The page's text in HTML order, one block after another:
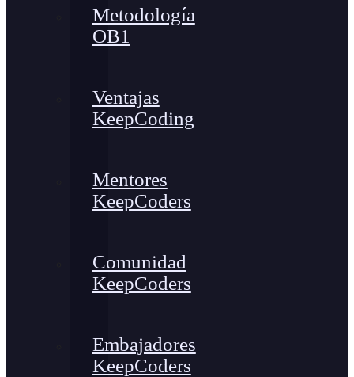
Metodología
OB1
Ventajas
KeepCoding
Mentores
KeepCoders
Comunidad
KeepCoders
Embajadores
KeepCoders